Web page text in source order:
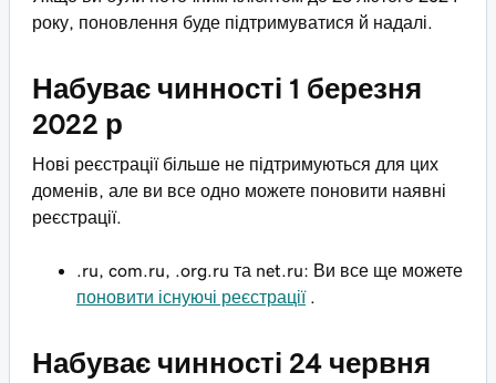
року, поновлення буде підтримуватися й надалі.
Набуває чинності 1 березня
2022 р
Нові реєстрації більше не підтримуються для цих
доменів, але ви все одно можете поновити наявні
реєстрації.
.ru, com.ru, .org.ru та net.ru: Ви все ще можете
поновити існуючі реєстрації.
Набуває чинності 24 червня